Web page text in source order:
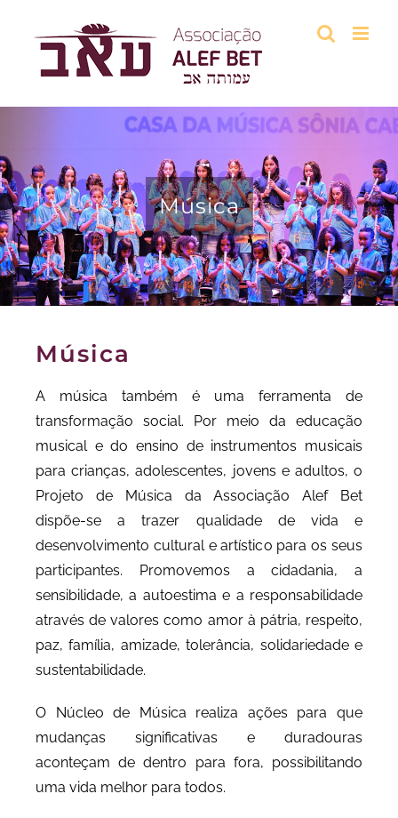
Música
Música
A música também é uma ferramenta de
transformação social. Por meio da educação
musical e do ensino de instrumentos musicais
para crianças, adolescentes, jovens e adultos, o
Projeto de Música da Associação Alef Bet
dispõe-se a trazer qualidade de vida e
desenvolvimento cultural e artístico para os seus
participantes. Promovemos a cidadania, a
sensibilidade, a autoestima e a responsabilidade
através de valores como amor à pátria, respeito,
paz, família, amizade, tolerância, solidariedade e
sustentabilidade.
O Núcleo de Música realiza ações para que
mudanças significativas e duradouras
aconteçam de dentro para fora, possibilitando
uma vida melhor para todos.